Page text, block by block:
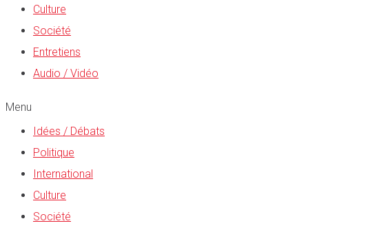
Culture
Société
Entretiens
Audio / Vidéo
Menu
Idées / Débats
Politique
International
Culture
Société